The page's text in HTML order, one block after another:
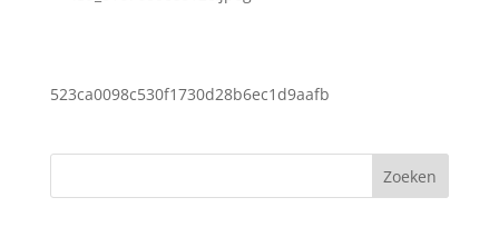
523ca0098c530f1730d28b6ec1d9aafb